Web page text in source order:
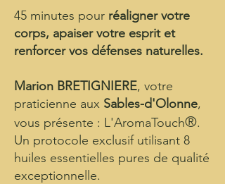
45 minutes pour réaligner votre
corps, apaiser votre esprit et
renforcer vos défenses naturelles.
Marion BRETIGNIERE, votre
praticienne aux Sables-d'Olonne,
vous présente : L'AromaTouch®.
Un protocole exclusif utilisant 8
huiles essentielles pures de qualité
exceptionnelle.